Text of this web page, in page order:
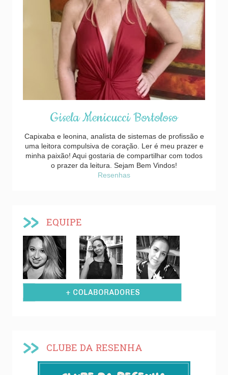
Gisela Menicucci Bortoloso
Capixaba e leonina, analista de sistemas de profissão e
uma leitora compulsiva de coração. Ler é meu prazer e
minha paixão! Aqui gostaria de compartilhar com todos
o prazer da leitura. Sejam Bem Vindos!
Resenhas
EQUIPE
CLUBE DA RESENHA